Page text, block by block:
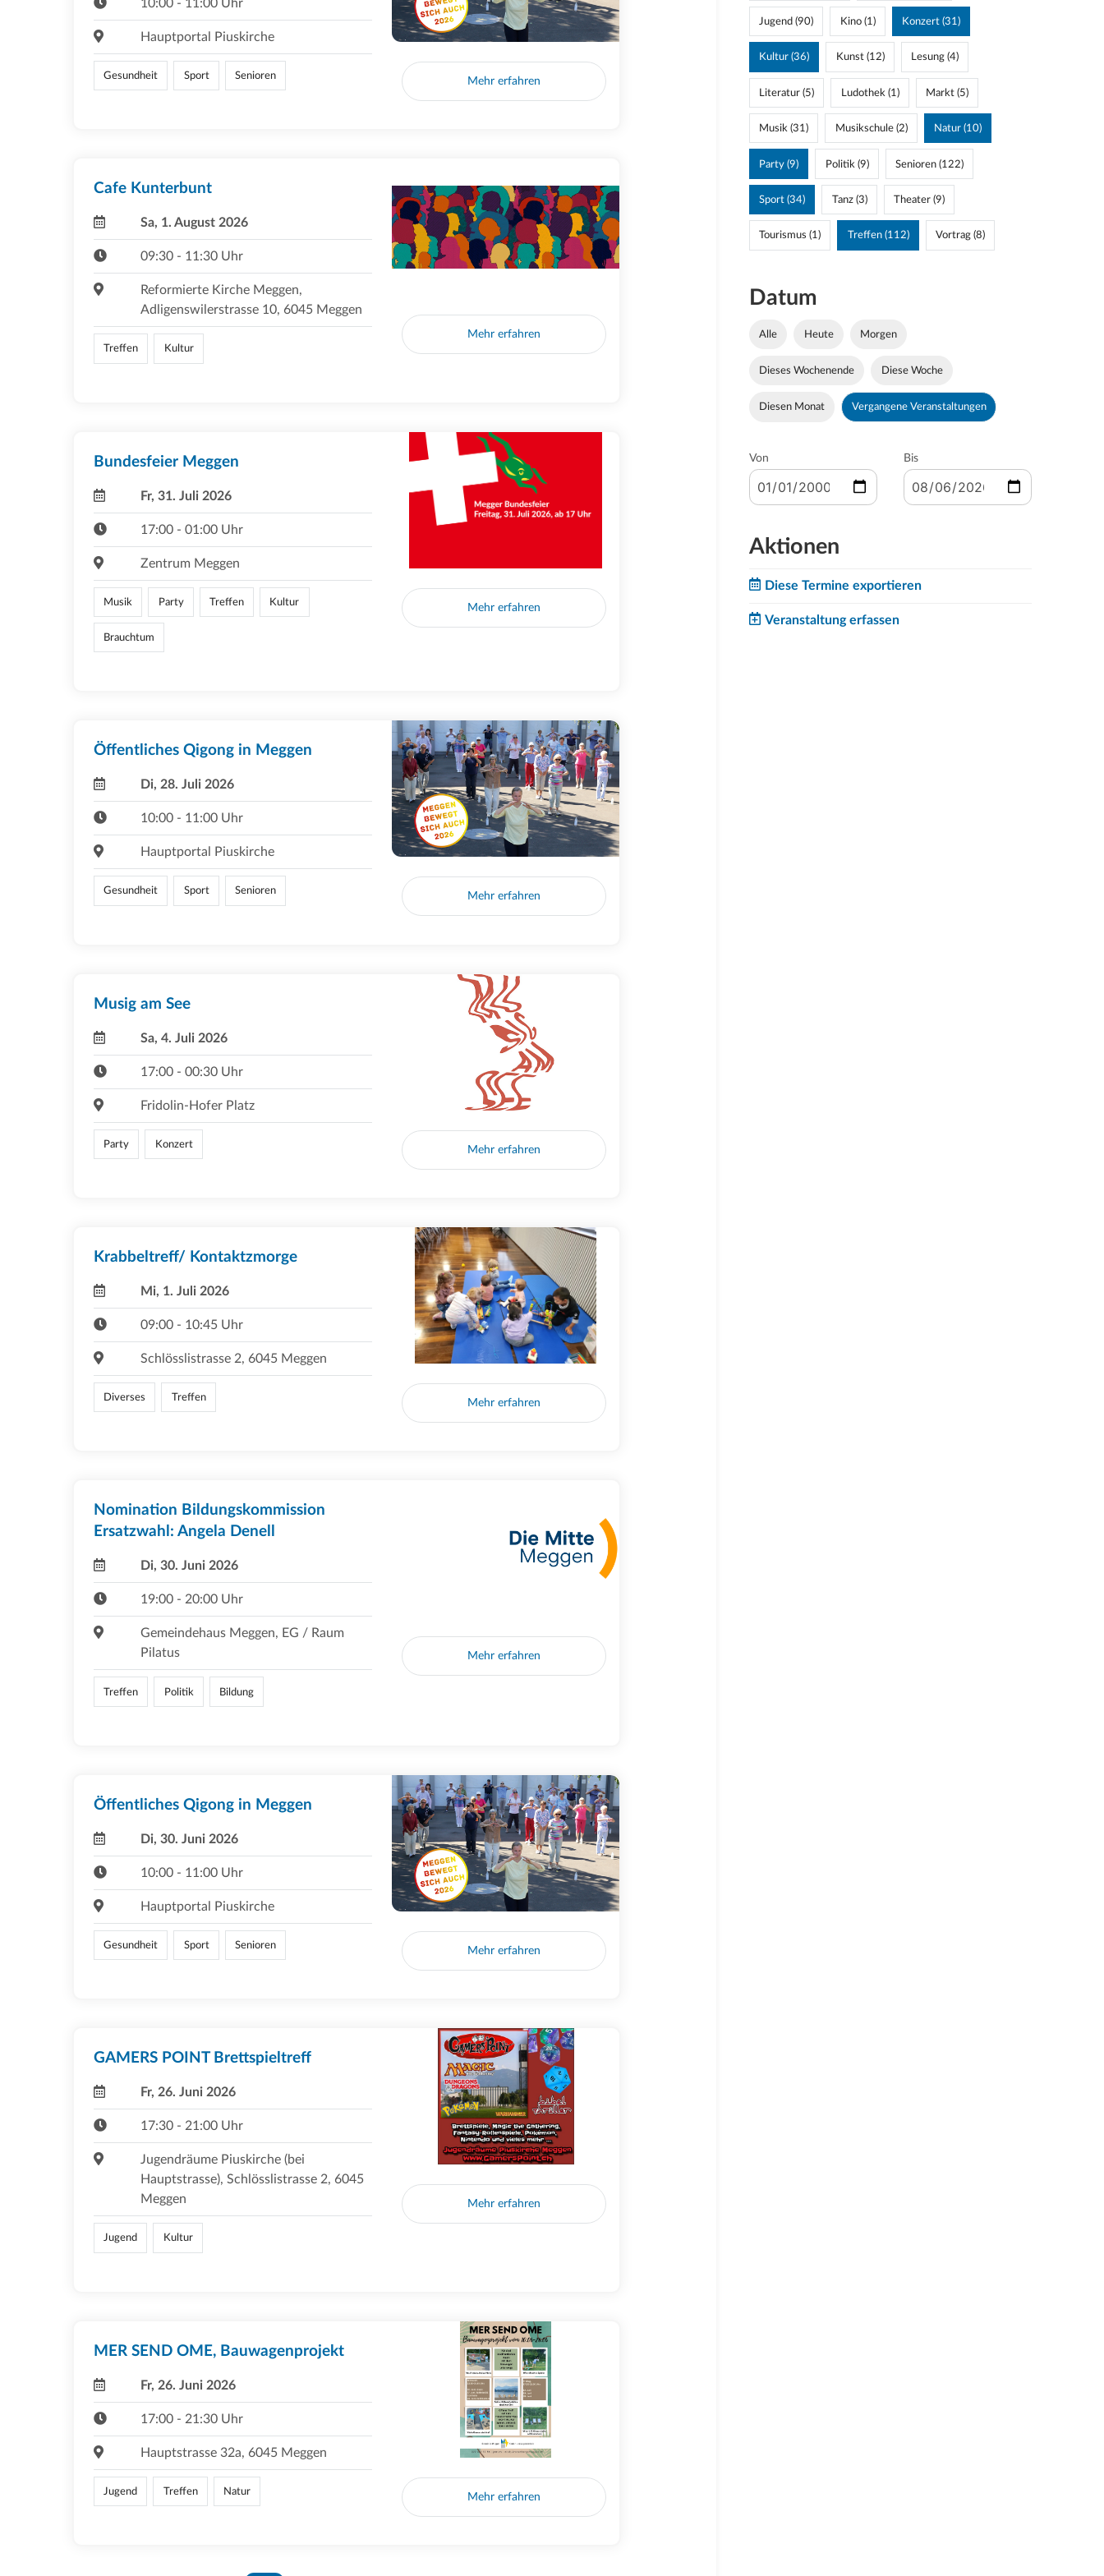
10:00 - 11:00 Uhr
Hauptportal Piuskirche
Gesundheit Sport Senioren Mehr erfahren
Cafe Kunterbunt
Sa, 1. August 2026
09:30 - 11:30 Uhr
Reformierte Kirche Meggen,
Adligenswilerstrasse 10, 6045 Meggen
Treffen Kultur
Mehr erfahren
Bundesfeier Meggen
Fr, 31. Juli 2026
17:00 - 01:00 Uhr
Zentrum Meggen
Musik Party Treffen Kultur
Brauchtum
Mehr erfahren
Öffentliches Qigong in Meggen
Di, 28. Juli 2026
10:00 - 11:00 Uhr
Hauptportal Piuskirche
Gesundheit Sport Senioren Mehr erfahren
Musig am See
Sa, 4. Juli 2026
17:00 - 00:30 Uhr
Fridolin-Hofer Platz
Party Konzert Mehr erfahren
Krabbeltreff/ Kontaktzmorge
Mi, 1. Juli 2026
09:00 - 10:45 Uhr
Schlösslistrasse 2, 6045 Meggen
Diverses Treffen Mehr erfahren
Nomination Bildungskommission
Ersatzwahl: Angela Denell
Di, 30. Juni 2026
19:00 - 20:00 Uhr
Gemeindehaus Meggen, EG / Raum
Pilatus
Treffen Politik Bildung
Mehr erfahren
Öffentliches Qigong in Meggen
Di, 30. Juni 2026
10:00 - 11:00 Uhr
Hauptportal Piuskirche
Gesundheit Sport Senioren Mehr erfahren
GAMERS POINT Brettspieltreff
Fr, 26. Juni 2026
17:30 - 21:00 Uhr
Jugendräume Piuskirche (bei
Hauptstrasse), Schlösslistrasse 2, 6045
Meggen
Jugend Kultur
Mehr erfahren
MER SEND OME, Bauwagenprojekt
Fr, 26. Juni 2026
17:00 - 21:30 Uhr
Hauptstrasse 32a, 6045 Meggen
Jugend Treffen Natur Mehr erfahren
Jugend (90) Kino (1) Konzert (31)
Kultur (36) Kunst (12) Lesung (4)
Literatur (5) Ludothek (1) Markt (5)
Musik (31) Musikschule (2) Natur (10)
Party (9) Politik (9) Senioren (122)
Sport (34) Tanz (3) Theater (9)
Tourismus (1) Treffen (112) Vortrag (8)
Datum
Alle Heute Morgen
Dieses Wochenende Diese Woche
Diesen Monat Vergangene Veranstaltungen
Von Bis
Aktionen
Diese Termine exportieren
Veranstaltung erfassen